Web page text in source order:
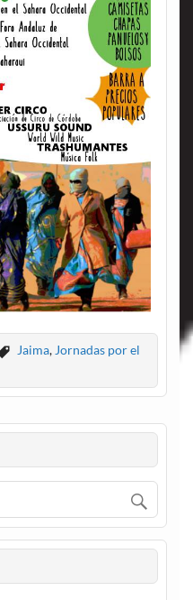
Jaima, Jornadas por el